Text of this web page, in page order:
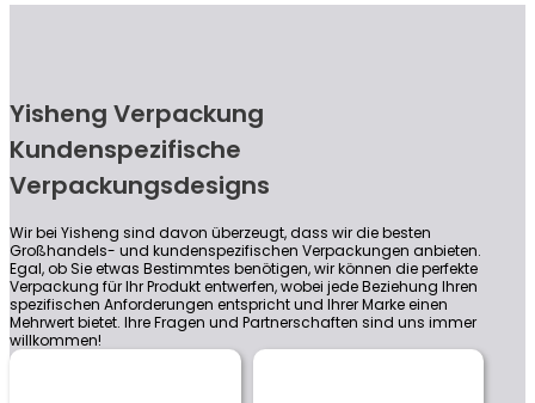
Yisheng Verpackung
Kundenspezifische
Verpackungsdesigns
Wir bei Yisheng sind davon überzeugt, dass wir die besten
Großhandels- und kundenspezifischen Verpackungen anbieten.
Egal, ob Sie etwas Bestimmtes benötigen, wir können die perfekte
Verpackung für Ihr Produkt entwerfen, wobei jede Beziehung Ihren
spezifischen Anforderungen entspricht und Ihrer Marke einen
Mehrwert bietet. Ihre Fragen und Partnerschaften sind uns immer
willkommen!